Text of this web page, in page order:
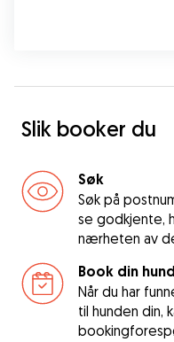
Slik booker du
Søk
Søk på
se godkjente,
nærheten av
Book din
Når du har
til hunden din,